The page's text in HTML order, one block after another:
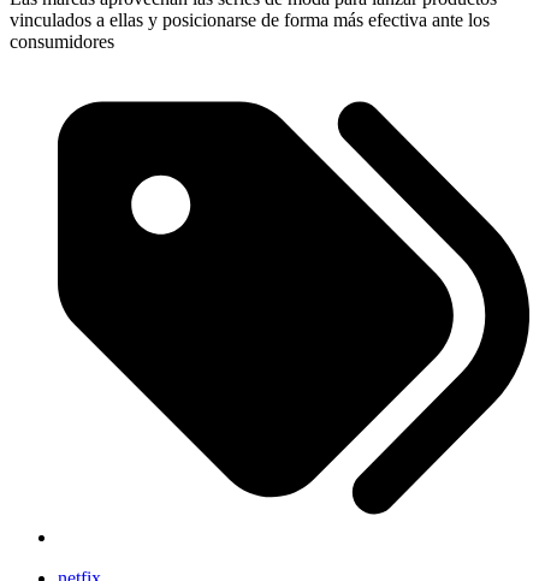
vinculados a ellas y posicionarse de forma más efectiva ante los
consumidores